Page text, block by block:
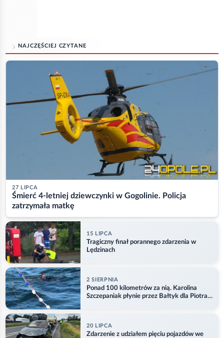
NAJCZĘŚCIEJ CZYTANE
27 LIPCA
Śmierć 4-letniej dziewczynki w Gogolinie. Policja
zatrzymała matkę
15 LIPCA
Tragiczny finał porannego zdarzenia w
Lędzinach
2 SIERPNIA
Ponad 100 kilometrów za nią. Karolina
Szczepaniak płynie przez Bałtyk dla Piotra.
20 LIPCA
Zdarzenie z udziałem pięciu pojazdów we